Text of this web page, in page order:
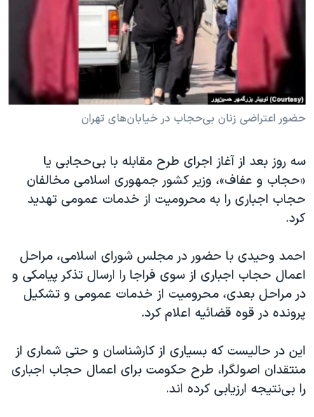
فرهنگ و زندگی
حقوق شهروندی
اقتصادی
علم و فناوری
اسرائیل در جنگ
آرشیو پخش زنده
انتخابات ریاست جمهوری آمریکا ۲۰۲۴
حمله جمهوری اسلامی به اسرائیل
رمز مهسا
ورزش زنان در ایران
مجموعه مستندهای دادخواهی
تریبونال مردمی آبان ۹۸
قانون شفافیت دارائی کادر رهبری ایران
اعتراضات مردمی آبان ۹۸
اسرائیل در جنگ
همایش محافظه‌کاران آمریکا «سی‌پک»
صفحه‌های ویژه
دنبال کنید
زبانهای مختلف
حضور اعتراضی زنان بی‌حجاب در خیابان‌های تهران
سه روز بعد از آغاز اجرای طرح مقابله با بی‌حجابی یا
«حجاب و عفاف»، وزیر کشور جمهوری اسلامی مخالفان
حجاب اجباری را به محرومیت از خدمات عمومی تهدید
کرد.
احمد وحیدی با حضور در مجلس شورای اسلامی، مراحل
اعمال حجاب اجباری از سوی فراجا را ارسال تذکر پیامکی و
در مراحل بعدی، محرومیت از خدمات عمومی و تشکیل
پرونده در قوه قضائیه اعلام کرد.
این در حالیست که بسیاری از کارشناسان و حتی شماری از
منتقدان اصولگرا، طرح حکومت برای اعمال حجاب اجباری
را بی‌نتیجه ارزیابی کرده اند.